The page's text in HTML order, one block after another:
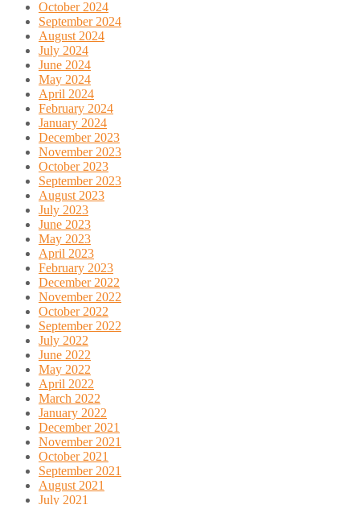
October 2024
September 2024
August 2024
July 2024
June 2024
May 2024
April 2024
February 2024
January 2024
December 2023
November 2023
October 2023
September 2023
August 2023
July 2023
June 2023
May 2023
April 2023
February 2023
December 2022
November 2022
October 2022
September 2022
July 2022
June 2022
May 2022
April 2022
March 2022
January 2022
December 2021
November 2021
October 2021
September 2021
August 2021
July 2021